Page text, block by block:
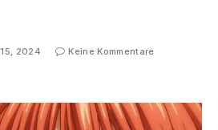
2024
Keine Kommentare